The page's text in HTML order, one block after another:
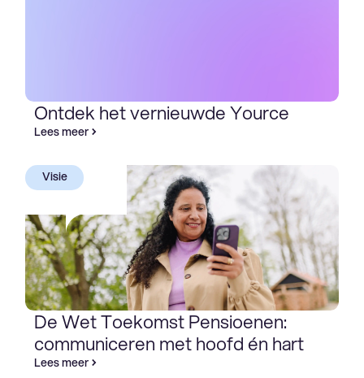
Ontdek het vernieuwde Yource
Lees meer
Visie
De Wet Toekomst Pensioenen:
communiceren met hoofd én hart
Lees meer